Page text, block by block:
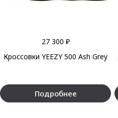
27 300 ₽
Кроссовки YEEZY 500 Ash Grey
Подробнее